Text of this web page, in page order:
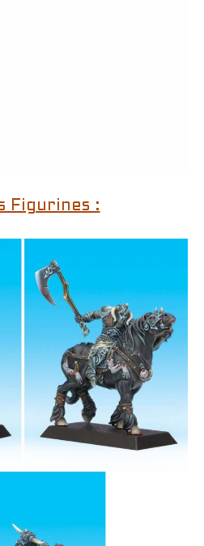
Figurines :